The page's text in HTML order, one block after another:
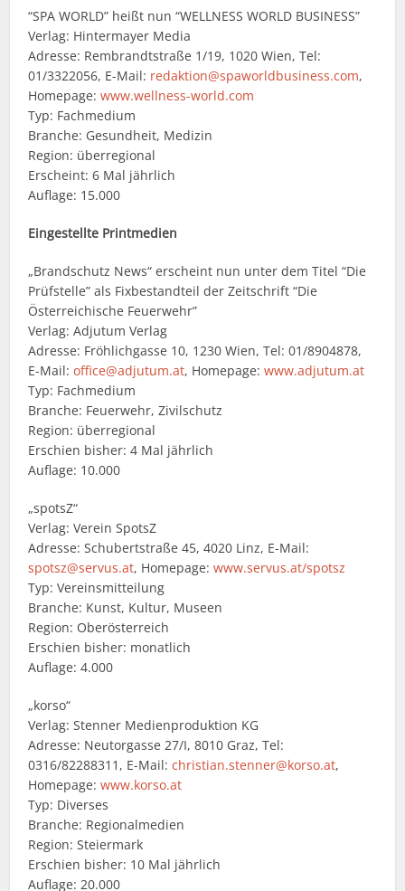
“SPA WORLD” heißt nun “WELLNESS WORLD BUSINESS”
Verlag: Hintermayer Media
Adresse: Rembrandtstraße 1/19, 1020 Wien, Tel:
01/3322056, E-Mail: redaktion@spaworldbusiness.com,
Homepage:www.wellness-world.com
Typ: Fachmedium
Branche: Gesundheit, Medizin
Region: überregional
Erscheint: 6 Mal jährlich
Auflage: 15.000
Eingestellte Printmedien
„Brandschutz News“ erscheint nun unter dem Titel “Die
Prüfstelle” als Fixbestandteil der Zeitschrift “Die
Österreichische Feuerwehr”
Verlag: Adjutum Verlag
Adresse: Fröhlichgasse 10, 1230 Wien, Tel: 01/8904878,
E-Mail:office@adjutum.at, Homepage:www.adjutum.at
Typ: Fachmedium
Branche: Feuerwehr, Zivilschutz
Region: überregional
Erschien bisher: 4 Mal jährlich
Auflage: 10.000
„spotsZ“
Verlag: Verein SpotsZ
Adresse: Schubertstraße 45, 4020 Linz, E-Mail:
spotsz@servus.at, Homepage:www.servus.at/spotsz
Typ: Vereinsmitteilung
Branche: Kunst, Kultur, Museen
Region: Oberösterreich
Erschien bisher: monatlich
Auflage: 4.000
„korso“
Verlag: Stenner Medienproduktion KG
Adresse: Neutorgasse 27/I, 8010 Graz, Tel:
0316/82288311, E-Mail:christian.stenner@korso.at,
Homepage:www.korso.at
Typ: Diverses
Branche: Regionalmedien
Region: Steiermark
Erschien bisher: 10 Mal jährlich
Auflage: 20.000